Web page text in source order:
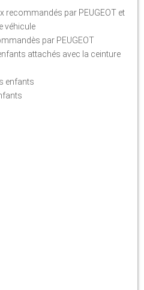
recommandés par PEUGEOT et
véhicule
par PEUGEOT
attachés avec la ceinture
enfants